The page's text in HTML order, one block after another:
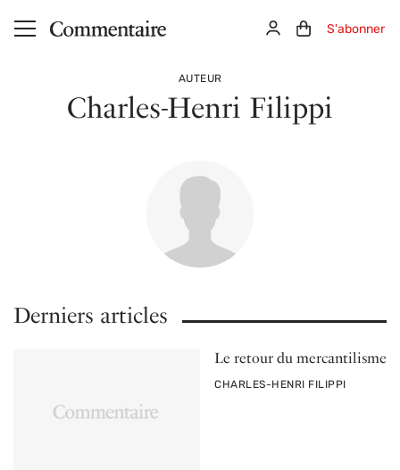
Aller au contenu principal ConnexionPanier (0)
S'abonner
AUTEUR
Charles-Henri Filippi
Derniers articles
Le retour du mercantilisme
PAR
CHARLES-HENRI FILIPPI